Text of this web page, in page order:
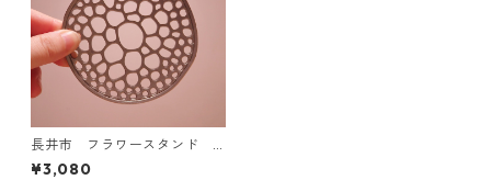
長井市 フラワースタンド
あやめの茎
¥3,080